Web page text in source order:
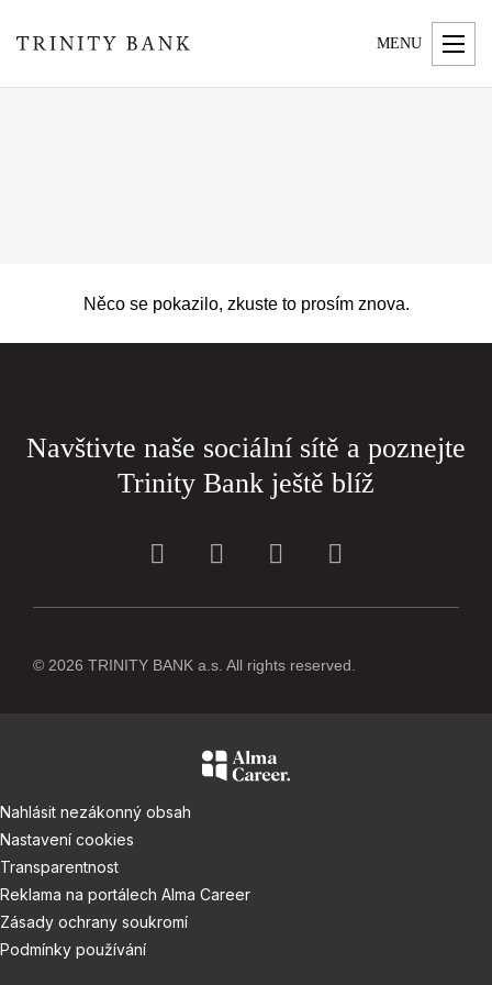
MENU
Něco se pokazilo, zkuste to prosím znova.
Navštivte naše sociální sítě a poznejte
Trinity Bank ještě blíž
© 2026 TRINITY BANK a.s. All rights reserved.
Nahlásit nezákonný obsah
Nastavení cookies
Transparentnost
Reklama na portálech Alma Career
Zásady ochrany soukromí
Podmínky používání